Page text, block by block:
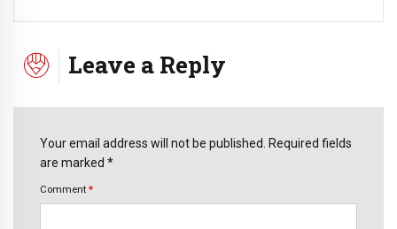
Leave a Reply
Your email address will not be published. Required fields
are marked *
Comment *